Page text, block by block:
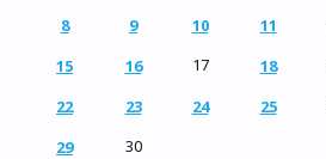
8
9 10 11
15
16 17 18
22
23 24 25
29
30